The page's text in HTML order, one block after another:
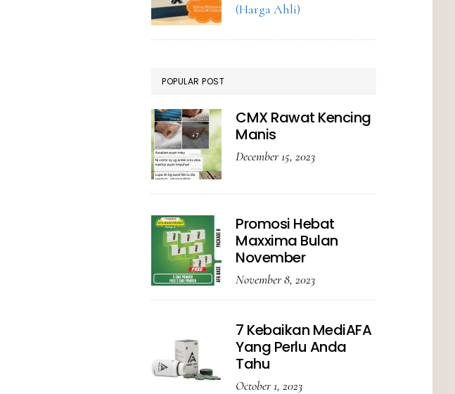
(Harga Ahli)
POPULAR POST
CMX Rawat Kencing
Manis
December 15, 2023
Promosi Hebat
Maxxima Bulan
November
November 8, 2023
7 Kebaikan MediAFA
Yang Perlu Anda
Tahu
October 1, 2023